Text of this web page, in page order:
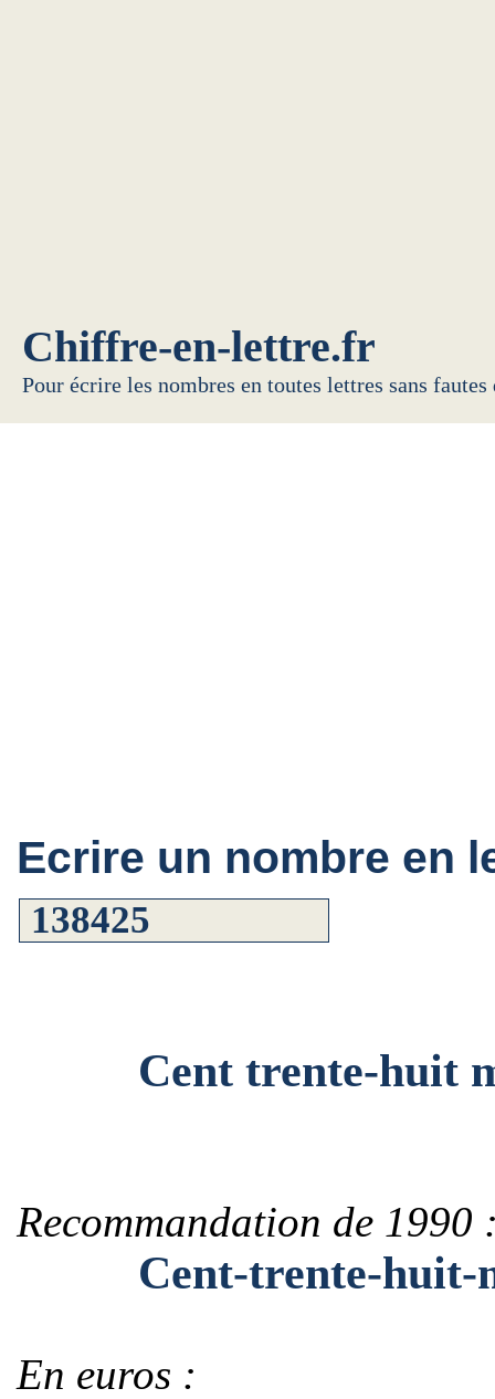
Chiffre-en-lettre.fr
Pour écrire les nombres en toutes lettres sans
Ecrire un nombre en
Cent trente-huit
Recommandation de 1990
Cent-trente-huit-
En euros :